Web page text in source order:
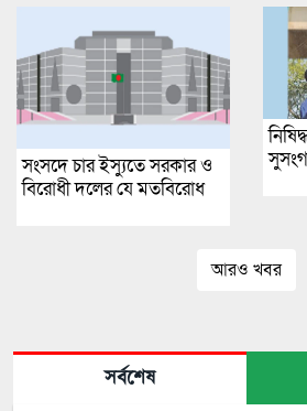
সংসদে চার ইস্যুতে সরকার ও
বিরোধী দলের যে মতবিরোধ
আরও খবর
সর্বশেষ